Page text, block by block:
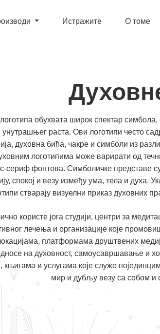
Истражите О томе
логотипа обухвата широк спектар
унутрашњег раста. Ови логотипи често
духовна бића, чакре и симболи из
логотипима може варирати од
сериф фонтова. Симболичке представе
спокој и везу између ума, тела и духа.
стварају визуелни приказ духовних
користе јога студији, центри за
лечења и организације које
платформама друштвених
на духовност, самоусавршавање и
књигама и услугама које служе
мир и дубљу везу са собом и